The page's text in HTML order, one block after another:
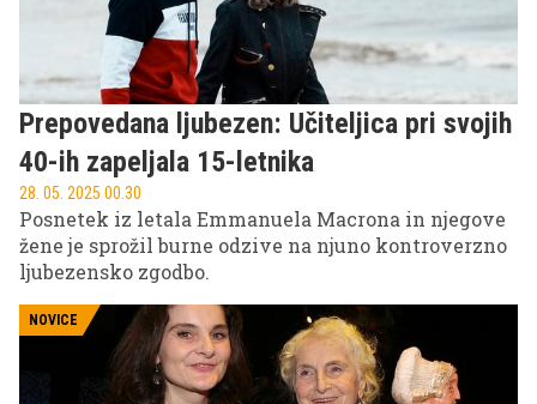
Prepovedana ljubezen: Učiteljica pri svojih
40-ih zapeljala 15-letnika
28. 05. 2025 00.30
Posnetek iz letala Emmanuela Macrona in njegove
žene je sprožil burne odzive na njuno kontroverzno
ljubezensko zgodbo.
NOVICE